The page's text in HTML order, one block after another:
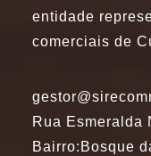
entidade
comerciais de
Rua Esmeralda
Bairro:Bosque